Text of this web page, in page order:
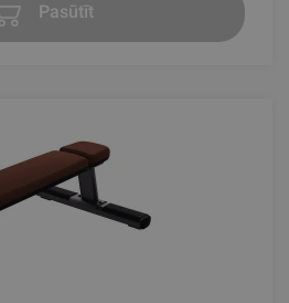
Pasūtīt